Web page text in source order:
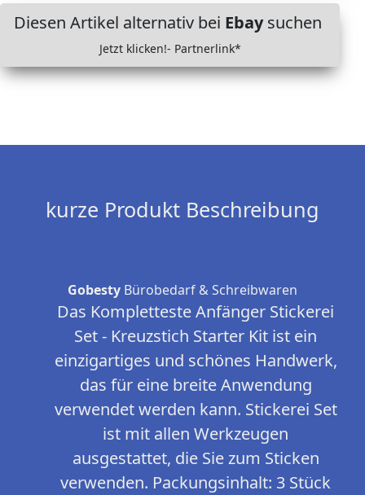
Diesen Artikel alternativ bei Ebaysuchen
Jetzt klicken!- Partnerlink*
kurze Produkt Beschreibung
Gobesty Bürobedarf & Schreibwaren
Das Kompletteste Anfänger Stickerei
Set - Kreuzstich Starter Kit ist ein
einzigartiges und schönes Handwerk,
das für eine breite Anwendung
verwendet werden kann. Stickerei Set
ist mit allen Werkzeugen
ausgestattet, die Sie zum Sticken
verwenden. Packungsinhalt: 3 Stück